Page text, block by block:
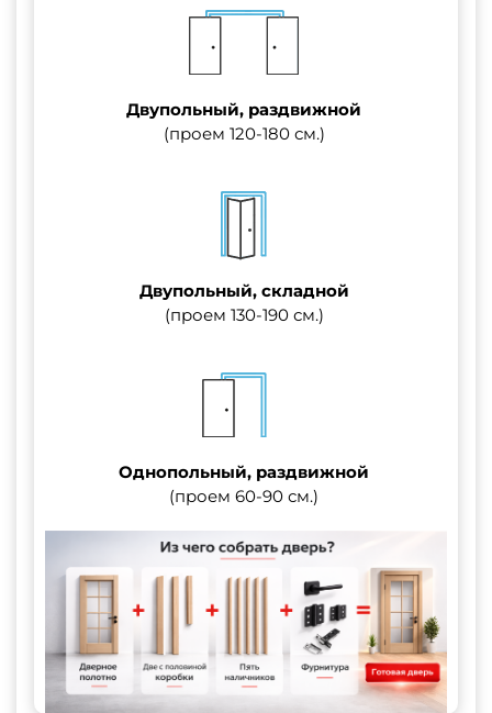
Двупольный, раздвижной
(проем 120-180 см.)
Двупольный, складной
(проем 130-190 см.)
Однопольный, раздвижной
(проем 60-90 см.)